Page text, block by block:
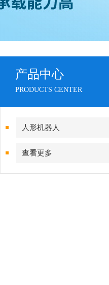
产品中心
PRODUCTS CENTER
人形机器人
查看更多